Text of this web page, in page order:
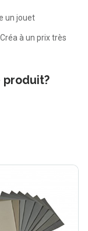
un jouet
à un prix très
produit?